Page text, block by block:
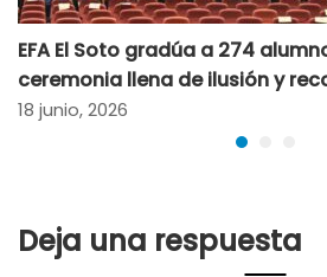
EFA El Soto gradúa a 274
ceremonia llena de ilusión y
18 junio, 2026
Deja una respuesta